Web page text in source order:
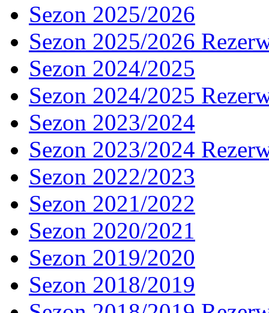
Sezon 2025/2026
Sezon 2025/2026
Sezon 2024/2025
Sezon 2024/2025
Sezon 2023/2024
Sezon 2023/2024
Sezon 2022/2023
Sezon 2021/2022
Sezon 2020/2021
Sezon 2019/2020
Sezon 2018/2019